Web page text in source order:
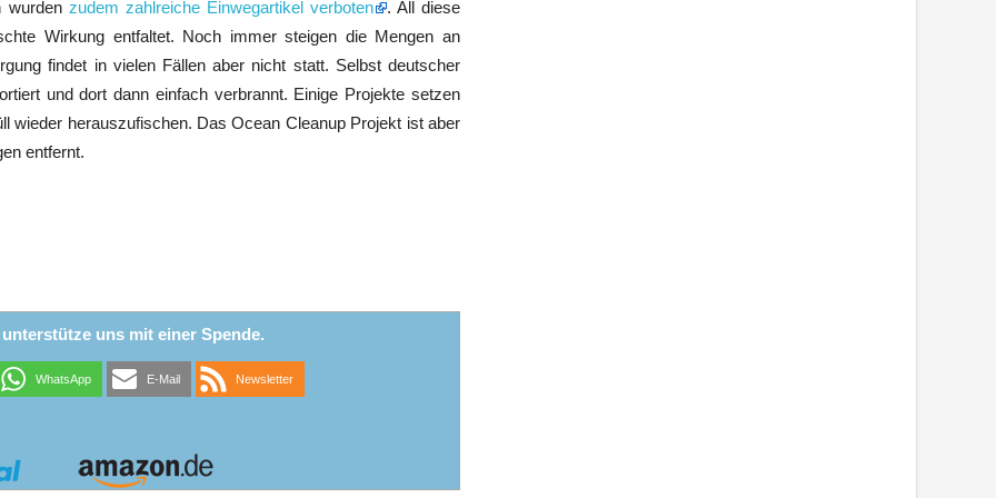
wurden zudem zahlreiche Einwegartikel verboten
. All diese
Wirkung entfaltet. Noch immer steigen die Mengen an
findet in vielen Fällen aber nicht statt. Selbst deutscher
und dort dann einfach verbrannt. Einige Projekte setzen
wieder herauszufischen. Das Ocean Cleanup Projekt ist aber
entfernt.
uns mit einer Spende.
WhatsApp E-Mail Newsletter